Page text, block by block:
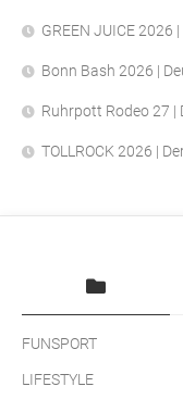
GREEN JUICE 2026
Bonn Bash 2026 |
Ruhrpott Rodeo 27 |
TOLLROCK 2026 |
FUNSPORT
LIFESTYLE